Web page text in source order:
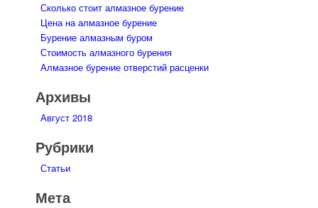
Сколько стоит алмазное бурение
Цена на алмазное бурение
Бурение алмазным буром
Стоимость алмазного бурения
Алмазное бурение отверстий расценки
Архивы
Август 2018
Рубрики
Статьи
Мета